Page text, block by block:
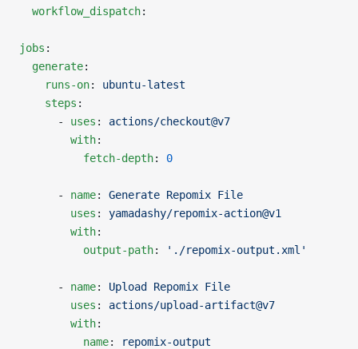
  workflow_dispatch
:
jobs :
  generate
:
    runs-on
: ubuntu-latest
    steps
:
      -
uses : actions/checkout@v7
        with
:
          fetch-depth
: 0
      -
name: Generate Repomix File
        uses
: yamadashy/repomix-action@v1
        with
:
          output-path
: './repomix-output.xml'
      -
name: Upload Repomix File
        uses
: actions/upload-artifact@v7
        with
:
          name
:
repomix-output